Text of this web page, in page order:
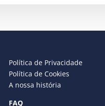
Política de Privacidade
Política de Cookies
A nossa história
FAQ